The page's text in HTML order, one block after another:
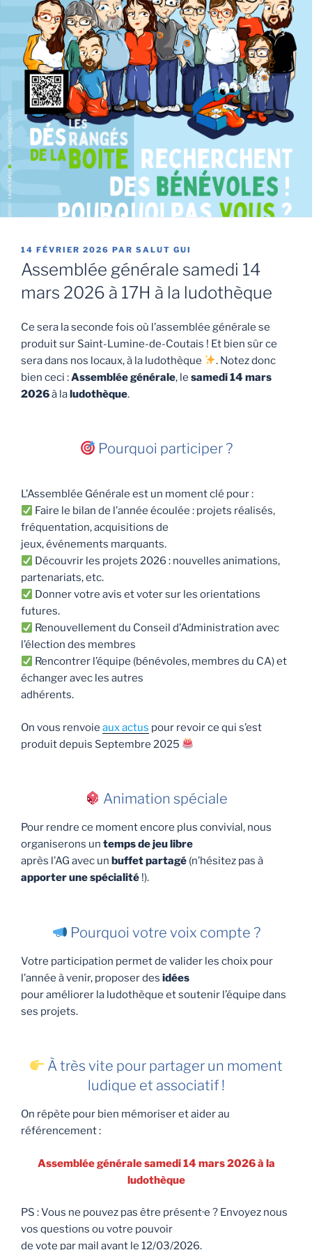
PUBLIÉ
LE
14 FÉVRIER 2026 PAR SALUT GUI
Assemblée générale samedi 14
mars 2026 à 17H à la ludothèque
Ce sera la seconde fois où l’assemblée générale se
produit sur Saint-Lumine-de-Coutais ! Et bien sûr ce
sera dans nos locaux, à la ludothèque
. Notez donc
bien ceci :Assemblée générale, le samedi 14 mars
2026à laludothèque.
Pourquoi participer ?
L’Assemblée Générale est un moment clé pour :
Faire le bilan de l’année écoulée : projets réalisés,
fréquentation, acquisitions de
jeux, événements marquants.
Découvrir les projets 2026 : nouvelles animations,
partenariats, etc.
Donner votre avis et voter sur les orientations
futures.
Renouvellement du Conseil d’Administration avec
l’élection des membres
Rencontrer l’équipe (bénévoles, membres du CA) et
échanger avec les autres
adhérents.
On vous renvoie aux actus pour revoir ce qui s’est
produit depuis Septembre 2025
Animation spéciale
Pour rendre ce moment encore plus convivial, nous
organiserons un temps de jeu libre
après l’AG avec un buffet partagé (n’hésitez pas à
apporter une spécialité !).
Pourquoi votre voix compte ?
Votre participation permet de valider les choix pour
l’année à venir, proposer des idées
pour améliorer la ludothèque et soutenir l’équipe dans
ses projets.
À très vite pour partager un moment
ludique et associatif !
On répète pour bien mémoriser et aider au
référencement :
Assemblée générale samedi 14 mars 2026 à la
ludothèque
PS : Vous ne pouvez pas être présent·e ? Envoyez nous
vos questions ou votre pouvoir
de vote par mail avant le 12/03/2026.